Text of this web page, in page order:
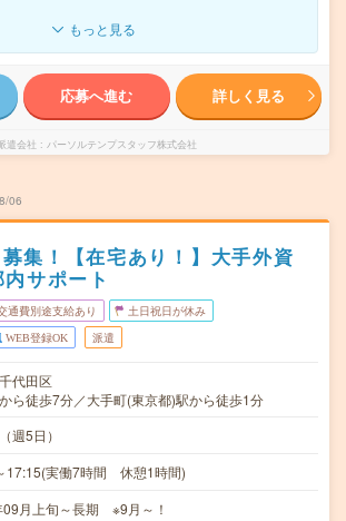
もっと見る
応募へ進む 詳しく見る
遣会社 パーソルテンプスタッフ株式会社
06
集！【在宅あり！】大手外資
サポート
通費別途支給あり 土日祝日が休み
WEB登録OK 派遣
代田区
ら徒歩7分／大手町(東京都)駅から徒歩1分
週5日）
17:15(実働7時間 休憩1時間)
月上旬～長期 ※9月～！